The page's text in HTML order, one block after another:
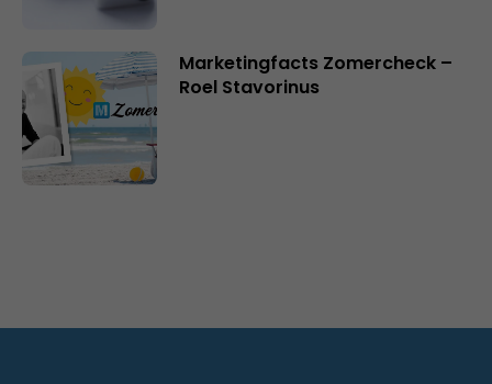
Marketingfacts Zomercheck –
Roel Stavorinus